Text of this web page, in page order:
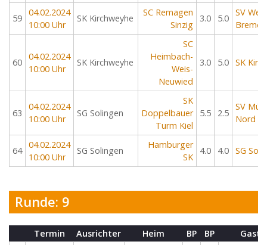
59
04.02.2024
10:00 Uhr
SK Kirchweyhe
SC Remagen
Sinzig
3.0 5.0
SV
Bremen
60
04.02.2024
10:00 Uhr
SK Kirchweyhe
SC
Heimbach-
Weis-
Neuwied
3.0 5.0 SK
63
04.02.2024
10:00 Uhr
SG Solingen
SK
Doppelbauer
Turm Kiel
5.5 2.5
SV
Nord
64
04.02.2024
10:00 Uhr
SG Solingen
Hamburger
SK
4.0 4.0 SG
Runde: 9
Termin Ausrichter Heim BP BP Gast